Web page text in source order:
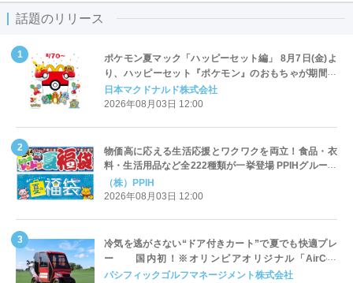
話題のリリース
ポケモン夏マック「ハッピーセット編」 8月7日(金)よ
り、ハッピーセット『ポケモン』のおもちゃが期間限
定登場
日本マクドナルド株式会社
2026年08月03日 12:00
物価高に応える生活応援とワクワクを両立！食品・衣
料・生活用品など全222種類が一挙登場 PPIHグループ
「夏福袋」＆セール 8月6日(木)より順次スタート
（株）PPIH
2026年08月03日 12:00
冷気を逃がさない“ドア付きカート”で夏でも快適プレ
ー 国内初！※オリンピアオリジナル「AirCon
Cart（エアコンカート）」導入 | ＰＧＭ
パシフィックゴルフマネージメント株式会社